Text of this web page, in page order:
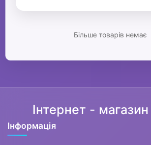
Більше товарів немає
Інтернет -
Інформація